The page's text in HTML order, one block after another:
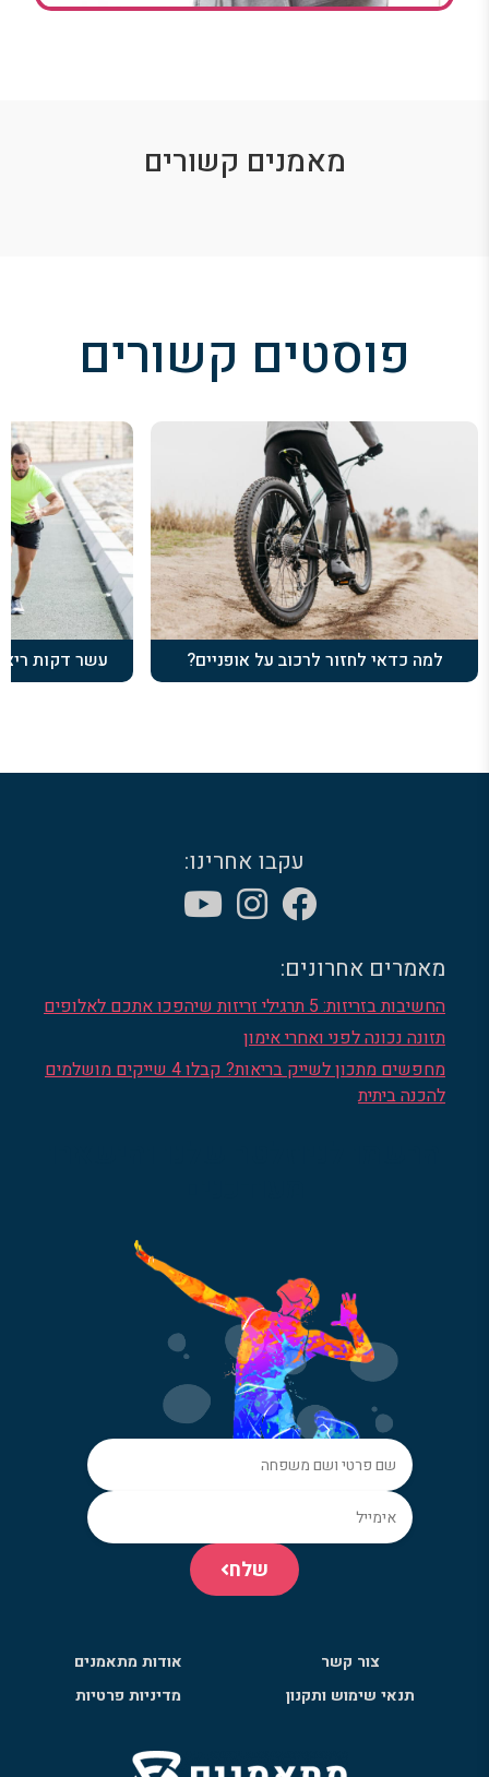
מאמנים קשורים
פוסטים קשורים
למה כדאי לחזור לרכוב על אופניים? עשר דקות
עקבו אחרינו:
מאמרים אחרונים:
החשיבות בזריזות: 5 תרגילי זריזות שיהפכו אתכם לאלופים
תזונה נכונה לפני ואחרי אימון
מחפשים מתכון לשייק בריאות? קבלו 4 שייקים מושלמים
להכנה ביתית
שלח
צור קשר
אודות מתאמנים
תנאי שימוש ותקנון
מדיניות פרטיות